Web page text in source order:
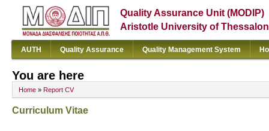
Quality Assurance Unit (MODIP)
Aristotle University of
AUTH Quality Assurance Quality Management System
You are here
Home » Report CV
Curriculum Vitae